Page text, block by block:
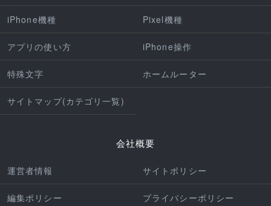
iPhone機種 Pixel機種
アプリの使い方 iPhone操作
特殊文字 ホームルーター
サイトマップ(カテゴリ一覧)
会社概要
運営者情報 サイトポリシー
編集ポリシー プライバシーポリシー